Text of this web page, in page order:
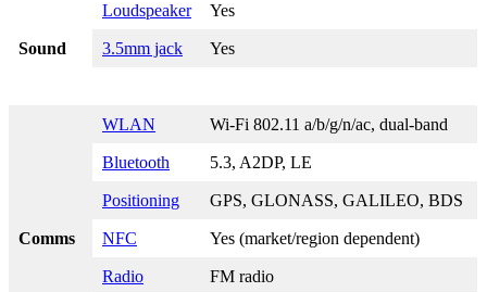
Sound
Loudspeaker Yes
3.5mm jack Yes
Comms
WLAN Wi-Fi 802.11 a/b/g/n/ac, dual-band
Bluetooth 5.3, A2DP, LE
Positioning GPS, GLONASS, GALILEO, BDS
NFC Yes (market/region dependent)
Radio FM radio